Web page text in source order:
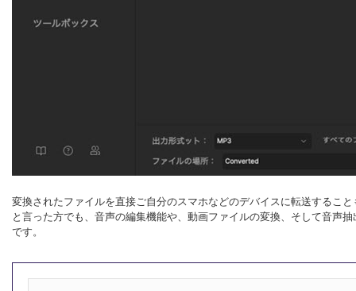
変換されたファイルを直接ご自分のスマホなどのデバイスに転送するこ
と言った方でも、音声の編集機能や、動画ファイルの変換、そして音声
です。